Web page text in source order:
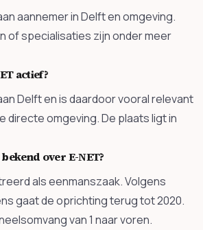
aannemer in Delft en omgeving.
of specialisaties zijn onder meer
actief?
Delft en is daardoor vooral relevant
directe omgeving. De plaats ligt in
over E-NET?
als eenmanszaak. Volgens
gaat de oprichting terug tot 2020.
van 1 naar voren.